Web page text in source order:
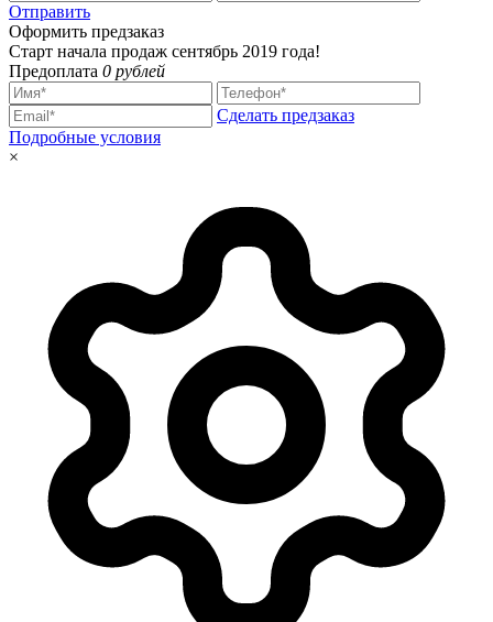
Отправить
Оформить предзаказ
Старт начала продаж сентябрь 2019 года!
Предоплата 0 рублей
Сделать предзаказ
Подробные условия
×